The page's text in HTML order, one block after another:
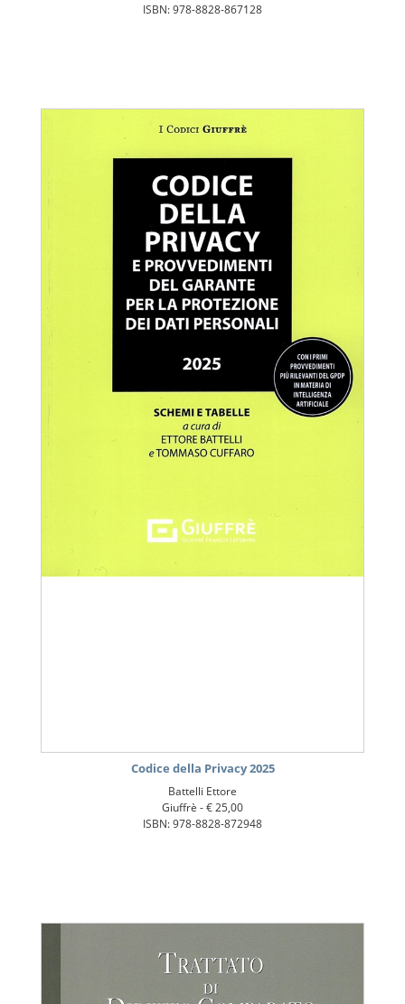
ISBN: 978-8828-867128
Codice della Privacy 2025
Battelli Ettore
Giuffrè -€ 25,00
ISBN: 978-8828-872948